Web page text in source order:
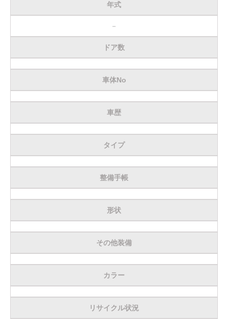
年式
－
ドア数
車体No
車歴
タイプ
整備手帳
形状
その他装備
カラー
リサイクル状況